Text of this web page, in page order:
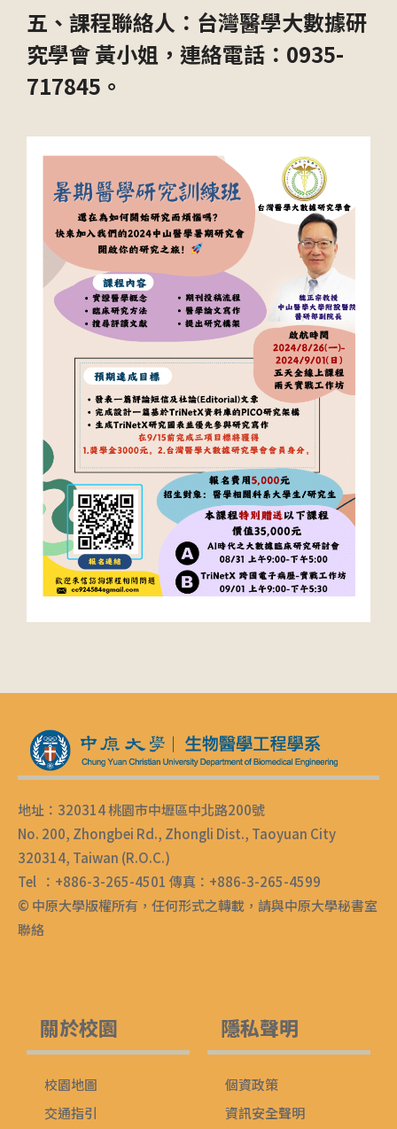
五、課程聯絡人：台灣醫學大數據研
究學會 黃小姐，連絡電話：0935-
717845。
地址：320314 桃園市中壢區中北路200號
No. 200, Zhongbei Rd., Zhongli Dist., Taoyuan City
320314, Taiwan (R.O.C.)
Tel ：+886-3-265-4501 傳真：+886-3-265-4599
© 中原大學版權所有，任何形式之轉載，請與中原大學秘書室
聯絡
關於校園
校園地圖
交通指引
隱私聲明
個資政策
資訊安全聲明